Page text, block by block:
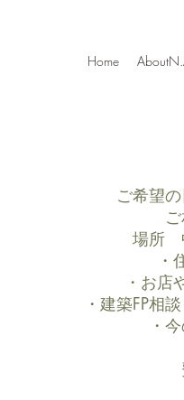
Home
ご希望
場所
・
・お店
・建築FP相
・